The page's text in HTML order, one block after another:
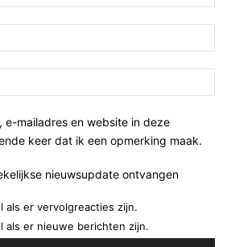
e-mailadres en website in deze
keer dat ik een opmerking maak.
nieuwsupdate ontvangen
als er vervolgreacties zijn.
als er nieuwe berichten zijn.